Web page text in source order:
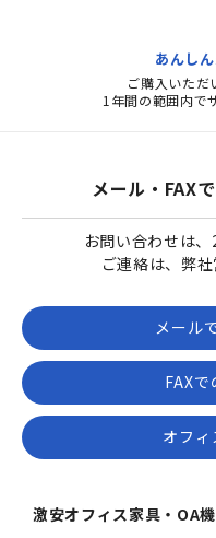
あんし
ご購入いただ
1年間の範囲内で
メール・FAX
お問い合わせは、
ご連絡は、弊
メール
FAX
オフ
激安オフィス家具・OA